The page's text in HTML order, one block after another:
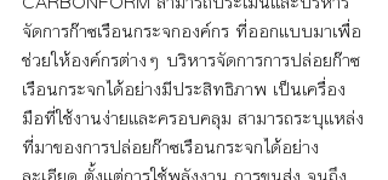
จัดการก๊าซเรือนกระจกองค์กร ที่ออกแบบมาเพื่อ
ช่วยให้องค์กรต่างๆ บริหารจัดการการปล่อยก๊าซ
เรือนกระจกได้อย่างมีประสิทธิภาพ เป็นเครื่อง
มือที่ใช้งานง่ายและครอบคลุม สามารถระบุแหล่ง
ที่มาของการปล่อยก๊าซเรือนกระจกได้อย่าง